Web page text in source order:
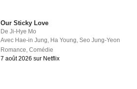
Our Sticky Love
DeJi-Hye Mo
Avec Hae-in Jung, Ha Young,Seo Jung-Yeon
Romance,Comédie
7 août 2026 sur Netflix